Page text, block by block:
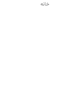
خانه